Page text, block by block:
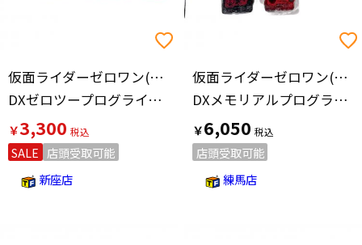
仮面ライダーゼロワン(カメンライダーゼロワン)
DXゼロツープログライズキー＆ゼロツードライバーユニット 仮面ライダー
￥3,300
SALE 店頭受取可能
新座店
仮面ライダーゼロワン(カメンライダーゼロワン)
DXメモリアルプログライズキーセット SIDE 滅亡迅雷.net (BANDAI TOYS SHOP限定) 男の子おもちゃ
￥6,050
店頭受取可能
練馬店